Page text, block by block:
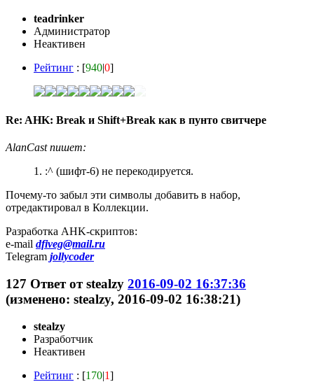
teadrinker
Администратор
Неактивен
Рейтинг : [940|0]
Re: AHK: Break и Shift+Break как в пунто свитчере
AlanCast пишет:
1. :^ (шифт-6) не перекодируется.
Почему-то забыл эти символы добавить в набор,
отредактировал в Коллекции.
Разработка AHK-скриптов:
e-mail dfiveg@mail.ru
Telegram jollycoder
127 Ответ отstealzy 2016-09-02 16:37:36
(изменено: stealzy, 2016-09-02 16:38:21)
stealzy
Разработчик
Неактивен
Рейтинг : [170|1]